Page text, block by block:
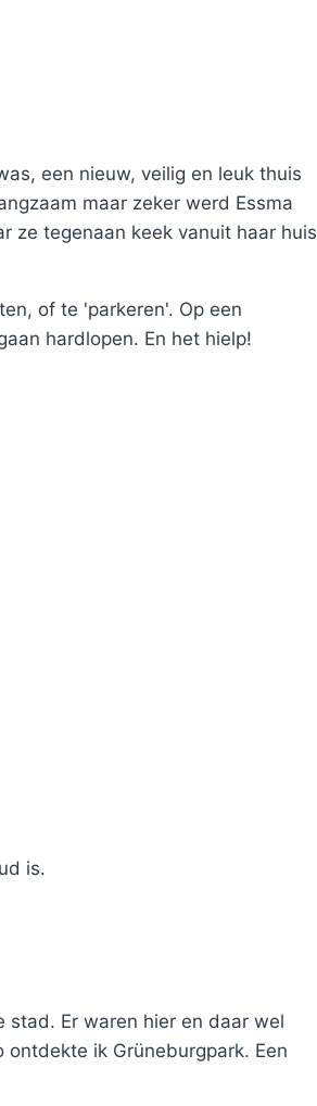
een nieuw, veilig en leuk thuis
maar zeker werd Essma
ze tegenaan keek vanuit haar huis
of te 'parkeren'. Op een
hardlopen. En het hielp!
is.
Er waren hier en daar wel
ik Grüneburgpark. Een